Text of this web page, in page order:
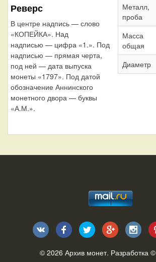
Реверс
В центре надпись — слово
«КОПЕЙКА». Над
надписью — цифра «1.». Под
надписью — прямая черта,
под ней — дата выпуска
монеты «1797». Под датой
обозначение Аннинского
монетного двора — буквы
«А.М.».
Металл,
проба
Масса
общая
Диаметр
© 2026 Архив монет. Разработка ©